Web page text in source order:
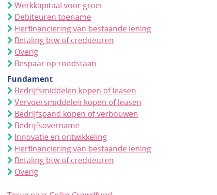
Werkkapitaal voor groei
Debiteuren toename
Herfinanciering van bestaande lening
Betaling btw of crediteuren
Overig
Bespaar op roodstaan
Fundament
Bedrijfsmiddelen kopen of leasen
Vervoersmiddelen kopen of leasen
Bedrijfspand kopen of verbouwen
Bedrijfsovername
Innovatie en ontwikkeling
Herfinanciering van bestaande lening
Betaling btw of crediteuren
Overig